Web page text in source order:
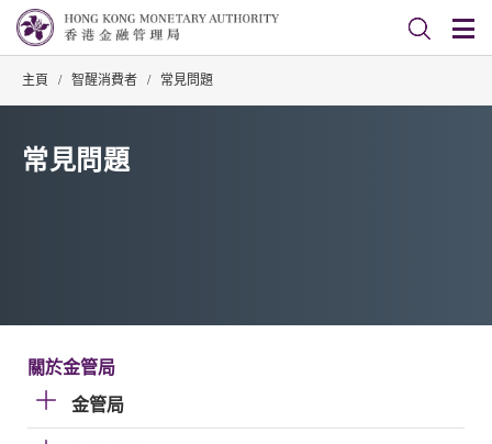
主頁 / 智醒消費者 / 常見問題
常見問題
關於金管局
金管局